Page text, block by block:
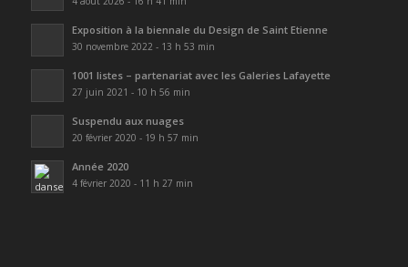
Exposition à la biennale du Design de Saint Etienne
30 novembre 2022 - 13 h 53 min
1001 listes – partenariat avec les Galeries Lafayette
27 juin 2021 - 10 h 56 min
Suspendu aux nuages
20 février 2020 - 19 h 57 min
Année 2020
4 février 2020 - 11 h 27 min